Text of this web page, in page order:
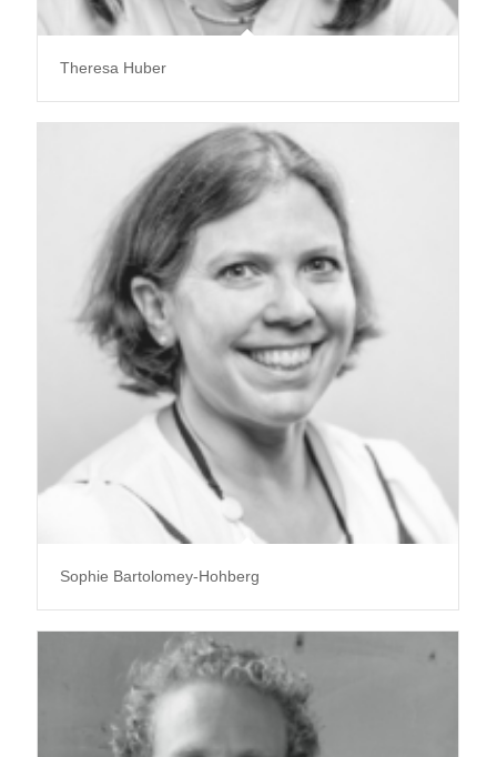
Theresa Huber
Sophie Bartolomey-Hohberg